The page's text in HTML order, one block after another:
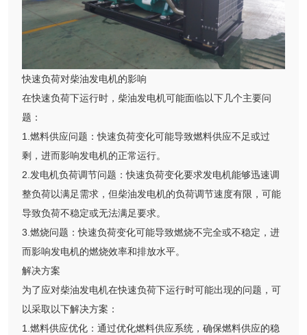
快速负荷对柴油发电机的影响
在快速负荷下运行时，柴油发电机可能面临以下几个主要问
题：
1.燃料供应问题：快速负荷变化可能导致燃料供应不足或过
剩，进而影响发电机的正常运行。
2.发电机负荷调节问题：快速负荷变化要求发电机能够迅速调
整负荷以满足需求，但柴油发电机的负荷调节速度有限，可能
导致负荷不稳定或无法满足要求。
3.燃烧问题：快速负荷变化可能导致燃烧不完全或不稳定，进
而影响发电机的燃烧效率和排放水平。
解决方案
为了应对柴油发电机在快速负荷下运行时可能出现的问题，可
以采取以下解决方案：
1.燃料供应优化：通过优化燃料供应系统，确保燃料供应的稳